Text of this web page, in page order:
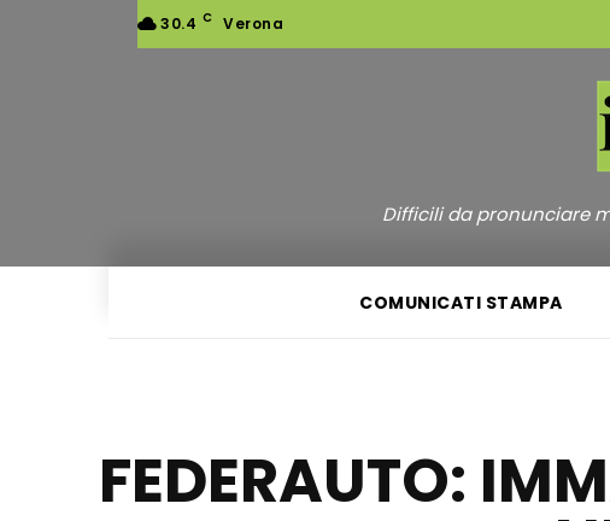
30.4 C Verona
Difficili da pronunciare
COMUNICATI STAMPA
FEDERAUTO: